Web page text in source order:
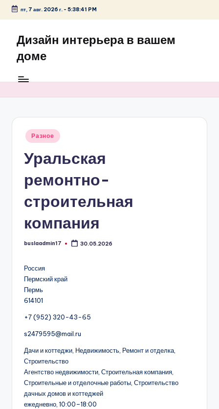
Перейти
содержимому
пт, 7 авг. 2026 г.- 5:38:41 PM
Дизайн интерьера в вашем
доме
Опубликовано
Разное
Уральская
ремонтно-
строительная
компания
Запись
buslaadmin17 30.05.2026
Россия
Пермский край
Пермь
614101
+7 (952) 320-43-65
s2479595@mail.ru
Дачи и коттеджи, Недвижимость, Ремонт и отделка,
Строительство
Агентство недвижимости, Строительная компания,
Строительные и отделочные работы, Строительство
дачных домов и коттеджей
ежедневно, 10:00–18:00